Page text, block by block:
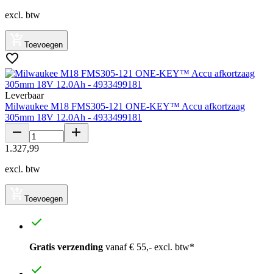
excl. btw
Toevoegen
Leverbaar
Milwaukee M18 FMS305-121 ONE-KEY™ Accu afkortzaag
305mm 18V 12.0Ah - 4933499181
1 .327,99
excl. btw
Toevoegen
Gratis verzending vanaf € 55,- excl. btw*